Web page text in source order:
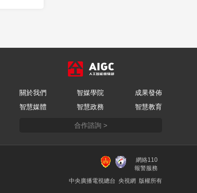
關於我們 智媒學院
成果發佈
智慧媒體
智慧政務 智慧教育
合作諮詢 >
網絡110
報警服務
中央廣播電視總台 央視網 版權所有